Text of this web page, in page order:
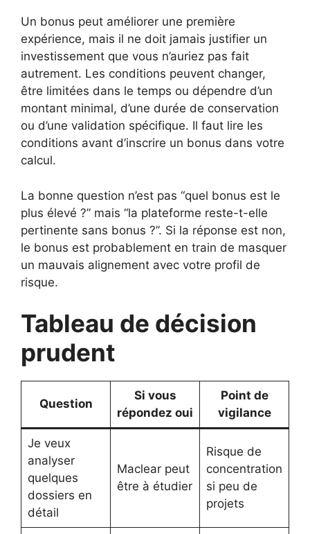
Un bonus peut améliorer une première
expérience, mais il ne doit jamais justifier un
investissement que vous n’auriez pas fait
autrement. Les conditions peuvent changer,
être limitées dans le temps ou dépendre d’un
montant minimal, d’une durée de conservation
ou d’une validation spécifique. Il faut lire les
conditions avant d’inscrire un bonus dans votre
calcul.
La bonne question n’est pas “quel bonus est le
plus élevé ?” mais “la plateforme reste-t-elle
pertinente sans bonus ?”. Si la réponse est non,
le bonus est probablement en train de masquer
un mauvais alignement avec votre profil de
risque.
Tableau de décision
prudent
Question
Si vous
répondez oui
Point de
vigilance
Je veux
analyser
quelques
dossiers en
détail
Maclear peut
être à étudier
Risque de
concentration
si peu de
projets